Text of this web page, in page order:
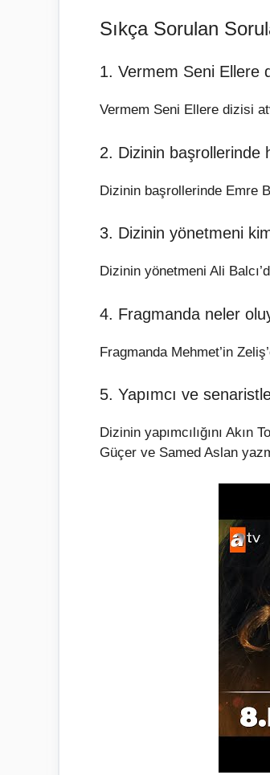
Sıkça Sorulan
1. Vermem Seni Ellere
Vermem Seni Ellere dizisi
2. Dizinin başrollerinde
Dizinin başrollerinde Emre
3. Dizinin yönetmeni
Dizinin yönetmeni Ali
4. Fragmanda neler
Fragmanda Mehmet’in
5. Yapımcı ve
Dizinin yapımcılığını
Güçer ve Samed Aslan